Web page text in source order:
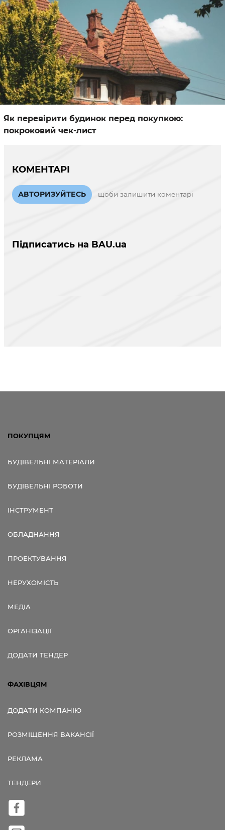
Як перевірити будинок перед покупкою:
покроковий чек-лист
КОМЕНТАРІ
АВТОРИЗУЙТЕСЬ щоби залишити коментарі
Підписатись на BAU.ua
ПОКУПЦЯМ
БУДІВЕЛЬНІ МАТЕРІАЛИ
БУДІВЕЛЬНІ РОБОТИ
ІНСТРУМЕНТ
ОБЛАДНАННЯ
ПРОЕКТУВАННЯ
НЕРУХОМІСТЬ
МЕДІА
ОРГАНІЗАЦІЇ
ДОДАТИ ТЕНДЕР
ФАХІВЦЯМ
ДОДАТИ КОМПАНІЮ
РОЗМІЩЕННЯ ВАКАНСІЇ
РЕКЛАМА
ТЕНДЕРИ